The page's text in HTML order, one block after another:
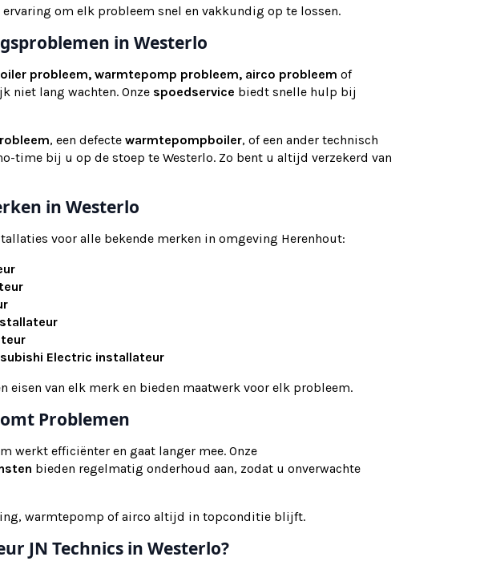
ervaring om elk probleem snel en vakkundig op te lossen.
in Westerlo
probleem, warmtepomp probleem, airco probleem of
niet lang wachten. Onze spoedservice biedt snelle hulp bij
, een defecte warmtepompboiler, of een ander technisch
time bij u op de stoep te Westerlo. Zo bent u altijd verzekerd van
in Westerlo
voor alle bekende merken in omgeving Herenhout:
Electric installateur
eisen van elk merk en bieden maatwerk voor elk probleem.
Problemen
werkt efficiënter en gaat langer mee. Onze
bieden regelmatig onderhoud aan, zodat u onverwachte
warmtepomp of airco altijd in topconditie blijft.
JN Technics in Westerlo?